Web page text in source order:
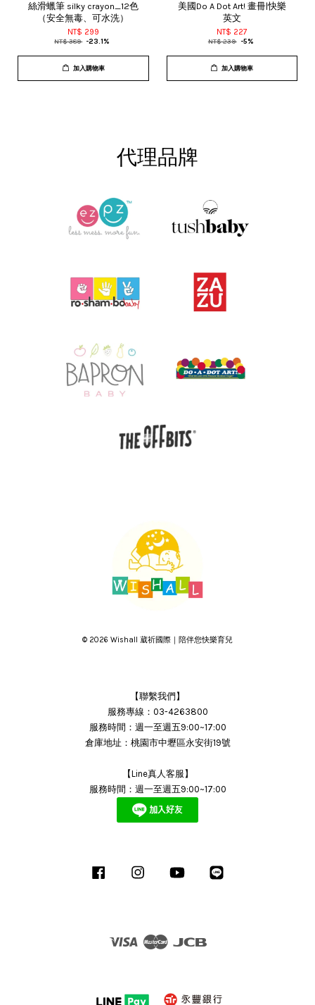
絲滑蠟筆 silky crayon_12色
（安全無毒、可水洗）
NT$ 299
NT$ 389 -23.1%
加入購物車
美國Do A Dot Art! 畫冊|快樂
英文
NT$ 227
NT$ 239 -5%
加入購物車
代理品牌
© 2026 Wishall 葳祈國際｜陪伴您快樂育兒
【聯繫我們】
服務專線：03-4263800
服務時間：週一至週五9:00~17:00
倉庫地址：桃園市中壢區永安街19號
【Line真人客服】
服務時間：週一至週五9:00~17:00
Facebook Instagram YouTube
Visa Master